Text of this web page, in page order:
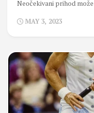
Neočekivani prihod
MAY 3, 2023